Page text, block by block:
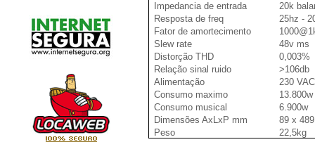
Impedancia de entrada
20k
Resposta de freq
25hz -
Fator de amortecimento
Slew rate
48v ms
Distorção THD
0,003%
Relação sinal ruido
>106db
Alimentação
230 VAC
Consumo maximo
13.800w
Consumo musical
6.900w
Dimensões AxLxP mm
89 x
Peso
22,5kg